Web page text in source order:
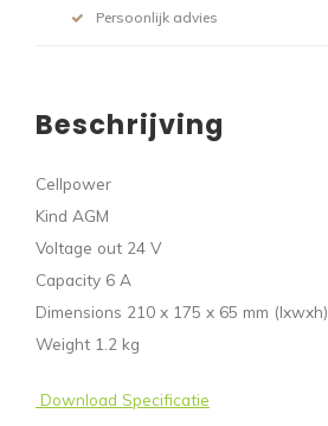
Persoonlijk advies
Beschrijving
Cellpower
Kind AGM
Voltage out 24 V
Capacity 6 A
Dimensions 210 x 175 x 65 mm (lxwxh)
Weight 1.2 kg
Download Specificatie